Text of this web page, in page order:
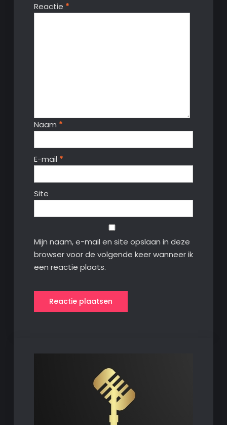
Reactie *
Naam *
E-mail *
Site
Mijn naam, e-mail en site opslaan in deze
browser voor de volgende keer wanneer ik
een reactie plaats.